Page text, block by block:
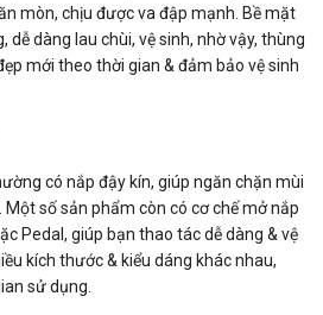
mòn, chịu được va đập mạnh. Bề mặt
dễ dàng lau chùi, vệ sinh, nhờ vậy, thùng
mới theo thời gian & đảm bảo vệ sinh
có nắp đậy kín, giúp ngăn chặn mùi
số sản phẩm còn có cơ chế mở nắp
Pedal, giúp bạn thao tác dễ dàng & vệ
kích thước & kiểu dáng khác nhau,
sử dụng.